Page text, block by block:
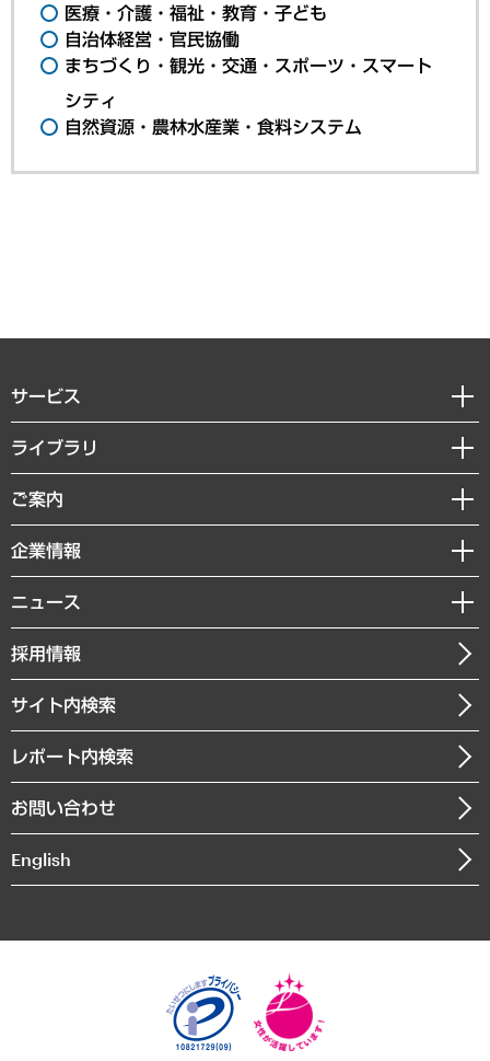
医療・介護・福祉・教育・子ども
自治体経営・官民協働
まちづくり・観光・交通・スポーツ・スマート
シティ
自然資源・農林水産業・食料システム
サービス
経営戦略
組織・人事戦略
デジタルイノベーション
共生・ダイバーシティ
GRC（ガバナンス・リスク・コンプライアンス）・防災（政策）
経済・産業・雇用・労働
まちづくり・観光・交通・スポーツ・スマートシティ
自然資源・農林水産業・食料システム
ライブラリ
経済調査
レポート
コラム
経営用語集
受託・受注実績（官公庁関連）
メディア掲載・出演
ご案内
セミナー・イベント情報
MUFGビジネスセミナー
受託案件情報
企業情報
私たちの想い
社長メッセージ
会社概要
沿革
組織図・本部部室紹介
インドネシア現地法人
個人情報保護方針
ニュース
ニュースリリース
お知らせ
採用情報
サイト内検索
レポート内検索
お問い合わせ
English